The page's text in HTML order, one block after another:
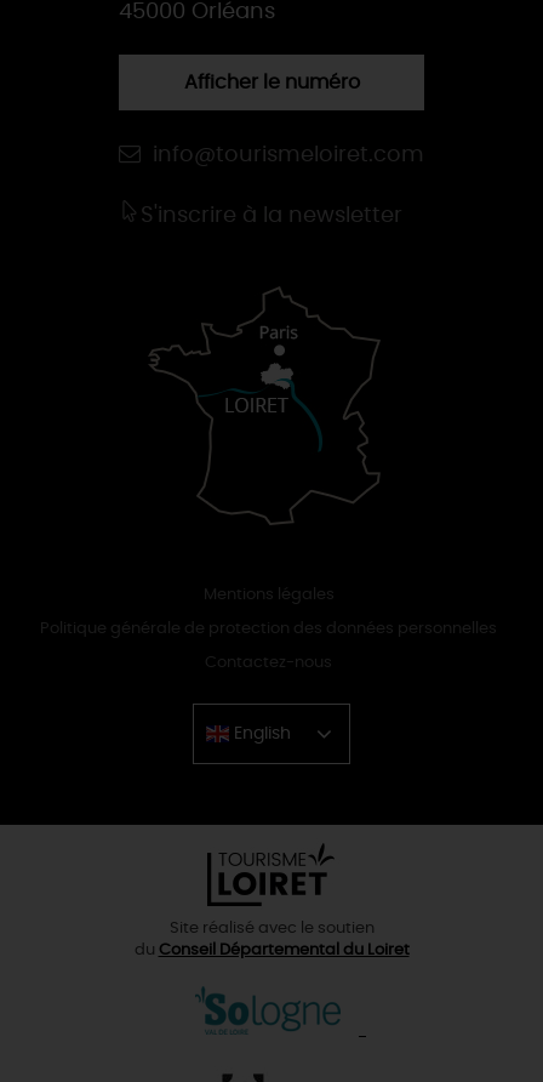
45000 Orléans
Afficher le numéro
info@tourismeloiret.com
S'inscrire à la newsletter
Mentions légales
Politique générale de protection des données personnelles
Contactez-nous
English
Chinese
Site réalisé avec le soutien
du Conseil Départemental du Loiret